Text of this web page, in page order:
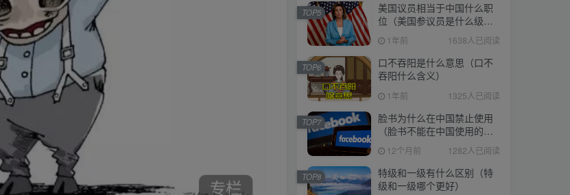
美国议员相当于中国什么职
位（美国参议员是什么级
别）1年前 1638人已阅读
TOP5
口不吞阳是什么意思（口不
吞阳什么含义）
1年前 1325人已阅读
TOP6
脸书为什么在中国禁止使用
（脸书不能在中国使用的原
12个月前 1282人已阅读
TOP7
特级和一级有什么区别（特
级和一级哪个更好）
TOP8